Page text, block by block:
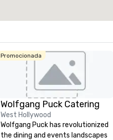
Promocionada
Wolfgang Puck Catering
West Hollywood
Wolfgang Puck has revolutionized
the dining and events landscapes